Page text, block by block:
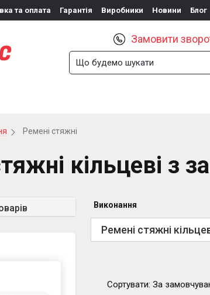
та оплата Гарантія Виробники Новини Блог
Замовити
Ремені стяжні
кільцеві з
Виконання
Ремені стяжні
Сортувати: За